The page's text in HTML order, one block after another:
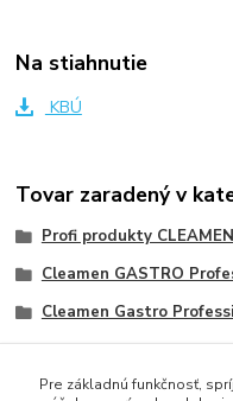
Na stiahnutie
KBÚ
Tovar zaradený v
Profi produkty CLEAMEN
Cleamen GASTRO
Cleamen Gastro
Kuchyňa
Prostriedky do
Pre základnú funkčnosť,